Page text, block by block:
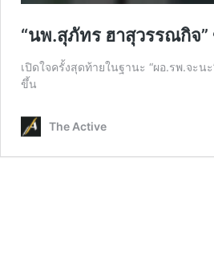
“นพ.สุภัทร ฮาสุวรรณกิจ
เปิดใจครั้งสุดท้ายในฐานะ “ผอ.รพ.จะ
ขึ้น
The Active